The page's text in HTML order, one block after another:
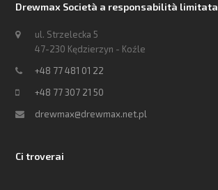
Drewmax Società a responsabilità limitata
ul. Strzelecka 5
47-230 Kędzierzyn - Koźle
+48 77 481 01 22
+48 77 307 21 50
drewmax@drewmax.net.pl
Ci troverai